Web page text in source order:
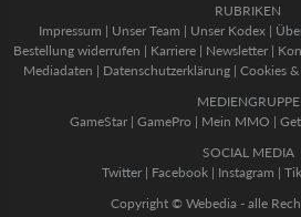
RUBRIKEN
Impressum | Unser Team | Unser Kodex |
Bestellung widerrufen | Karriere | Newsletter |
Mediadaten | Datenschutzerklärung | Cookies
MEDIENGRUPPE
GameStar| GamePro | Mein MMO |
SOCIAL MEDIA
Twitter | Facebook | Instagram |
Copyright © Webedia - alle